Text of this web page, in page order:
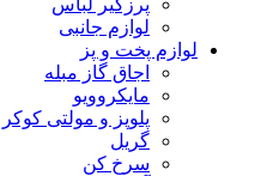
لوازم جانبی
لوازم پخت و پز
اجاق گاز مبله
مایکروویو
پلوپز و مولتی کوکر
گریل
سرخ کن